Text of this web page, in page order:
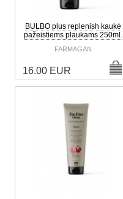
BULBO plus replenish kaukė
pažeistiems plaukams 250ml.
FARMAGAN
16.00 EUR